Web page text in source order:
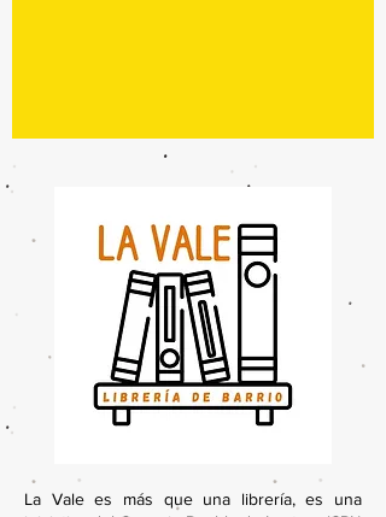
La Vale es más que una librería, es una